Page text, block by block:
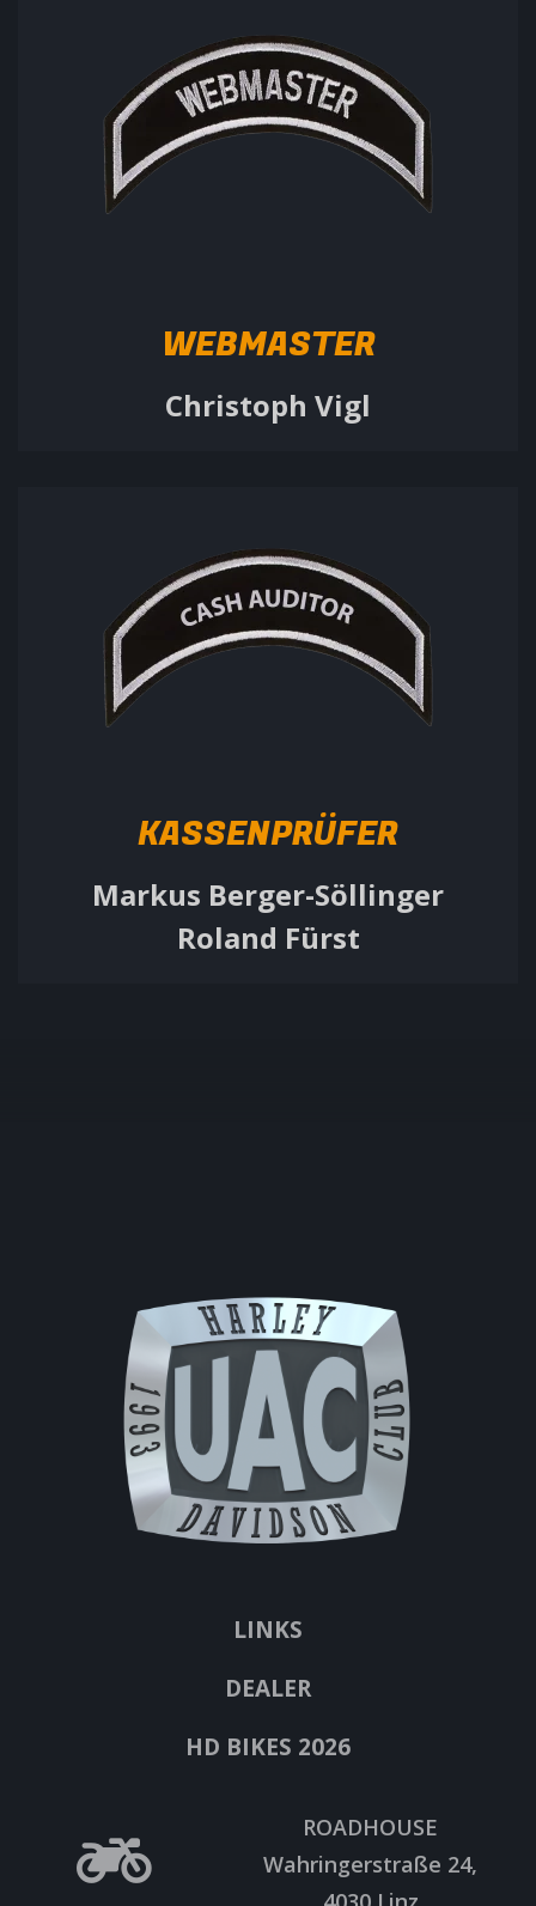
WEBMASTER
Christoph Vigl
KASSENPRÜFER
Markus Berger-Söllinger
Roland Fürst
LINKS
DEALER
HD BIKES 2026
ROADHOUSE
Wahringerstraße 24,